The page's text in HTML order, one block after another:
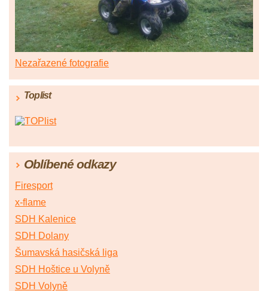
Nezařazené fotografie
Toplist
Oblíbené odkazy
Firesport
x-flame
SDH Kalenice
SDH Dolany
Šumavská hasičská liga
SDH Hoštice u Volyně
SDH Volyně